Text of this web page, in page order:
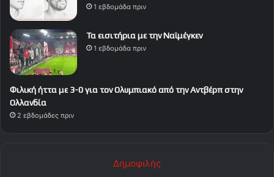
1 εβδομάδα πριν
Τα εισιτήρια με την Ναϊμέγκεν
1 εβδομάδα πριν
Φιλική ήττα με 3-0 για τον Ολυμπιακό από την Αντβέρπ στην
Ολλανδία
2 εβδομάδες πριν
Δημοφιλής